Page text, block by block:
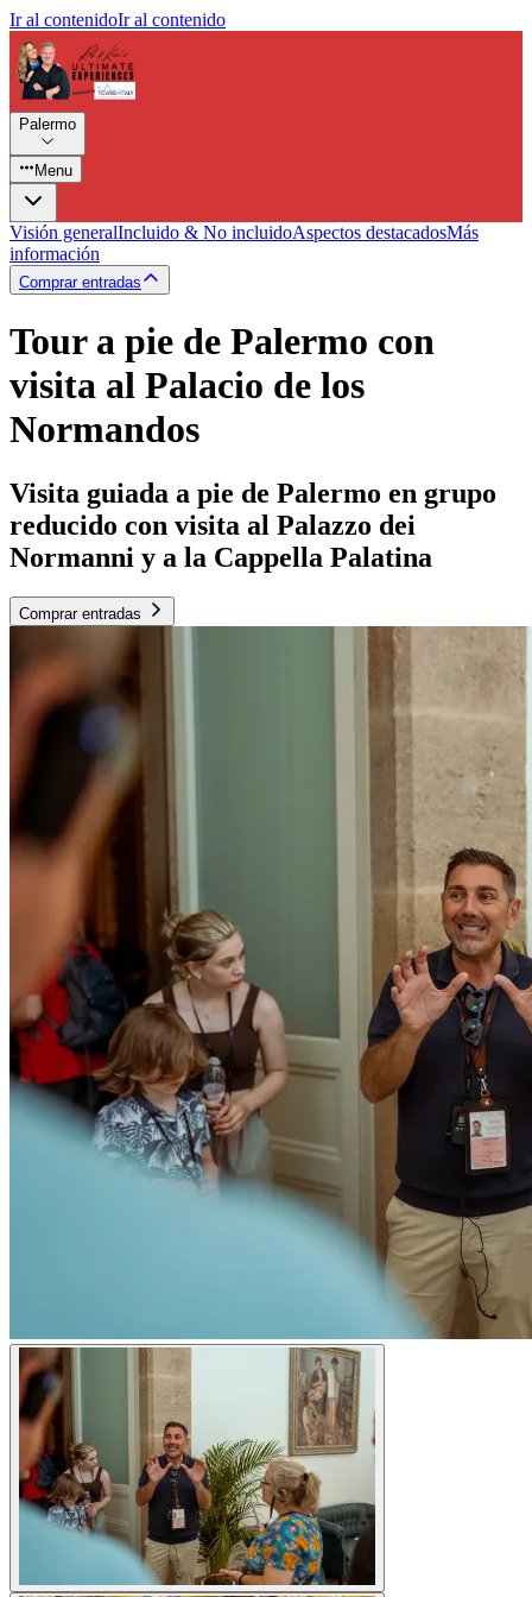
Ir al contenidoIr al contenido
Palermo
Menu
Visión generalIncluido & No incluidoAspectos destacadosMás
información
Comprar entradas
Tour a pie de Palermo con
visita al Palacio de los
Normandos
Visita guiada a pie de Palermo en grupo
reducido con visita al Palazzo dei
Normanni y a la Cappella Palatina
Comprar entradas